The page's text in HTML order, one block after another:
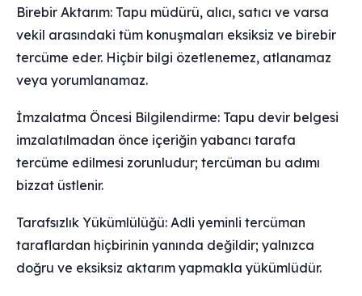
Birebir Aktarım: Tapu müdürü, alıcı, satıcı ve varsa
vekil arasındaki tüm konuşmaları eksiksiz ve birebir
tercüme eder. Hiçbir bilgi özetlenemez, atlanamaz
veya yorumlanamaz.
İmzalatma Öncesi Bilgilendirme: Tapu devir belgesi
imzalatılmadan önce içeriğin yabancı tarafa
tercüme edilmesi zorunludur; tercüman bu adımı
bizzat üstlenir.
Tarafsızlık Yükümlülüğü: Adli yeminli tercüman
taraflardan hiçbirinin yanında değildir; yalnızca
doğru ve eksiksiz aktarım yapmakla yükümlüdür.